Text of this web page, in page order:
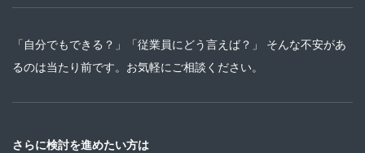
「自分でもできる？」「従業員にどう言えば？」 そんな不安があ
るのは当たり前です。お気軽にご相談ください。
さらに検討を進めたい方は